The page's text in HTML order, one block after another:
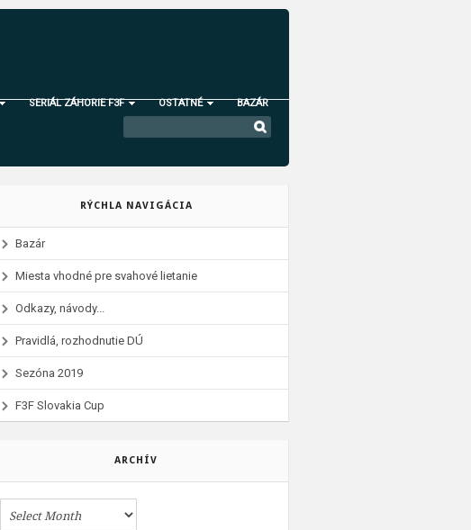
SERIÁL ZÁHORIE F3F OSTATNÉ BAZÁR
RÝCHLA NAVIGÁCIA
Bazár
Miesta vhodné pre svahové lietanie
Odkazy, návody...
Pravidlá, rozhodnutie DÚ
Sezóna 2019
F3F Slovakia Cup
ARCHÍV